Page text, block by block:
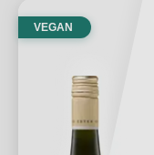
VEGAN